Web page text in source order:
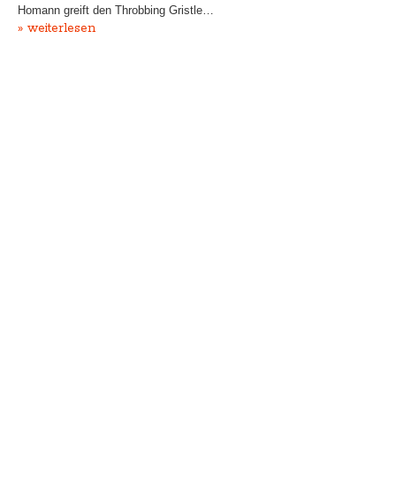
Homann greift den Throbbing Gristle…
» weiterlesen